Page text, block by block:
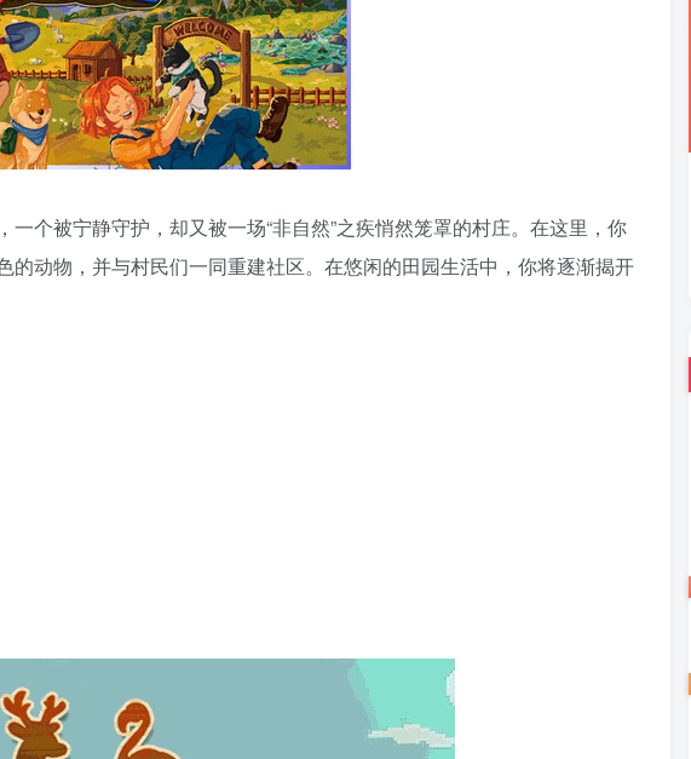
个被宁静守护，却又被一场“非自然”之疾悄然笼罩的村庄。在这里，你
动物，并与村民们一同重建社区。在悠闲的田园生活中，你将逐渐揭开